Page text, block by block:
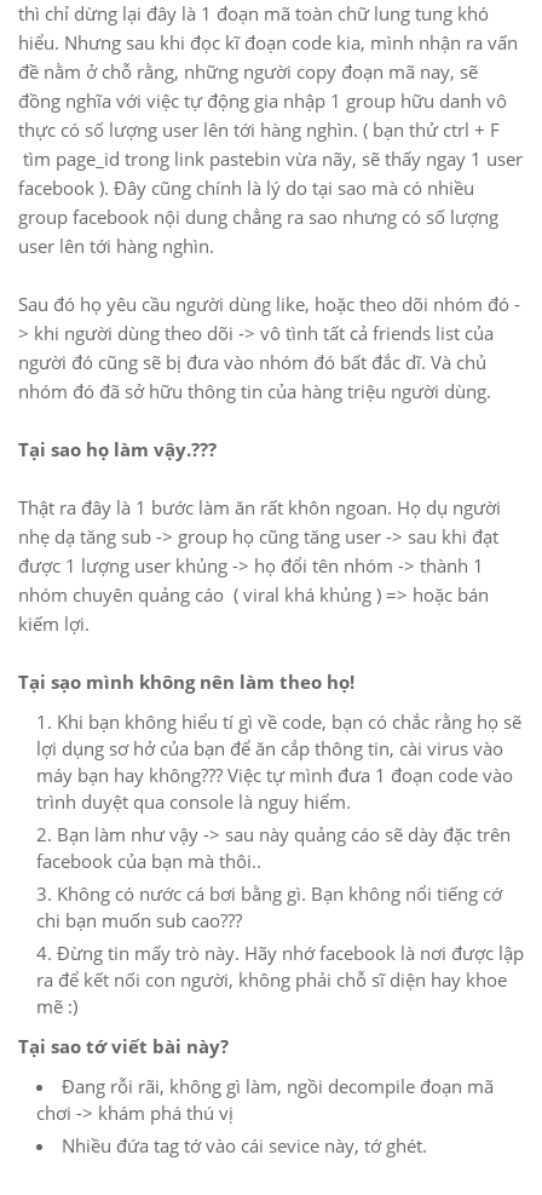
thì chỉ dừng lại đây là 1 đoạn mã toàn chữ lung tung khó
hiểu. Nhưng sau khi đọc kĩ đoạn code kia, mình nhận ra vấn
đề nằm ở chỗ rằng, những người copy đoạn mã nay, sẽ
đồng nghĩa với việc tự động gia nhập 1 group hữu danh vô
thực có số lượng user lên tới hàng nghìn. ( bạn thử ctrl + F
tìm page_id trong link pastebin vừa nãy, sẽ thấy ngay 1 user
facebook ). Đây cũng chính là lý do tại sao mà có nhiều
group facebook nội dung chẳng ra sao nhưng có số lượng
user lên tới hàng nghìn.
Sau đó họ yêu cầu người dùng like, hoặc theo dõi nhóm đó -
> khi người dùng theo dõi -> vô tình tất cả friends list của
người đó cũng sẽ bị đưa vào nhóm đó bất đắc dĩ. Và chủ
nhóm đó đã sở hữu thông tin của hàng triệu người dùng.
Tại sao họ làm vậy.???
Thật ra đây là 1 bước làm ăn rất khôn ngoan. Họ dụ người
nhẹ dạ tăng sub -> group họ cũng tăng user -> sau khi đạt
được 1 lượng user khủng -> họ đổi tên nhóm -> thành 1
nhóm chuyên quảng cáo ( viral khá khủng ) => hoặc bán
kiếm lợi.
Tại sạo mình không nên làm theo họ!
Khi bạn không hiểu tí gì về code, bạn có chắc rằng họ sẽ
lợi dụng sơ hở của bạn để ăn cắp thông tin, cài virus vào
máy bạn hay không??? Việc tự mình đưa 1 đoạn code vào
trình duyệt qua console là nguy hiểm.
Bạn làm như vậy -> sau này quảng cáo sẽ dày đặc trên
facebook của bạn mà thôi..
Không có nước cá bơi bằng gì. Bạn không nổi tiếng cớ
chi bạn muốn sub cao???
Đừng tin mấy trò này. Hãy nhớ facebook là nơi được lập
ra để kết nối con người, không phải chỗ sĩ diện hay khoe
mẽ :)
Tại sao tớ viết bài này?
Đang rỗi rãi, không gì làm, ngồi decompile đoạn mã
chơi -> khám phá thú vị
Nhiều đứa tag tớ vào cái sevice này, tớ ghét.